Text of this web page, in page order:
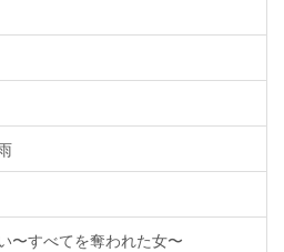
〜すべてを奪われた女〜